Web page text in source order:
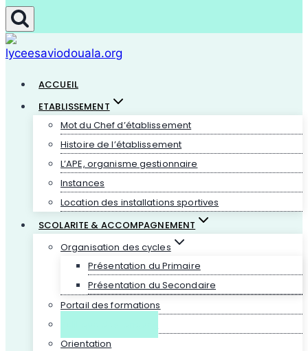
ACCUEIL
ETABLISSEMENT
Mot du Chef d’établissement
Histoire de l’établissement
L’APE, organisme gestionnaire
Instances
Location des installations sportives
SCOLARITE & ACCOMPAGNEMENT
Organisation des cycles
Présentation du Primaire
Présentation du Secondaire
Portail des formations
Orientation